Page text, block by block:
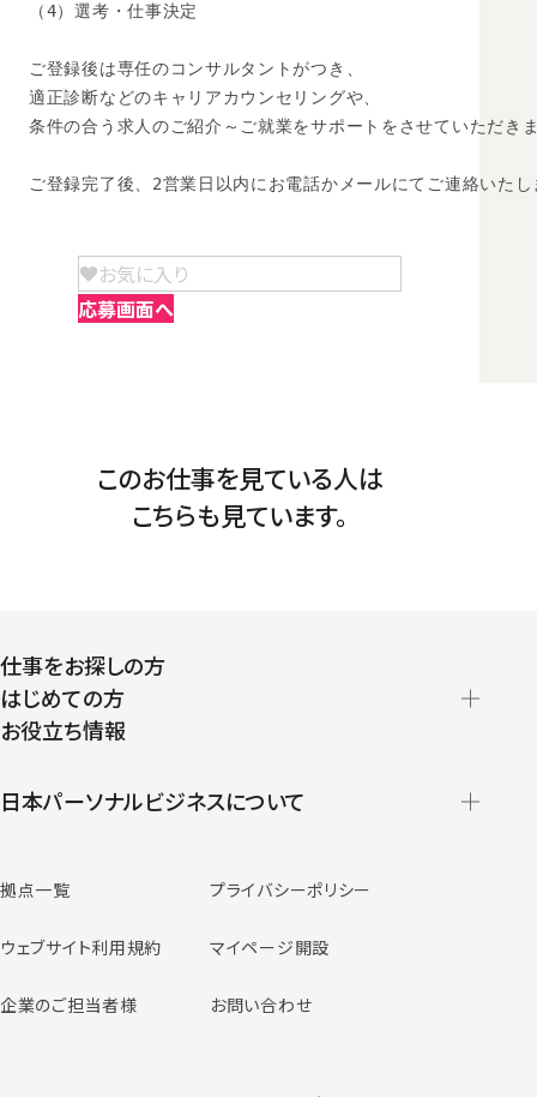
（4）選考・仕事決定
ご登録後は専任のコンサルタントがつき、
適正診断などのキャリアカウンセリングや、
条件の合う求人のご紹介～ご就業をサポートをさせていただき
ご登録完了後、2営業日以内にお電話かメールにてご連絡いたし
お気に入り
応募画面へ
このお仕事を見ている人は
こちらも見ています。
仕事をお探しの方
はじめての方
登録から就業開始までの流れ
お役立ち情報
日本パーソナルビジネスについて
スタッフの声
専任コンサルタントの声
福利厚生のご案内
拠点一覧 プライバシーポリシー
ウェブサイト利用規約 マイページ開設
企業のご担当者様 お問い合わせ